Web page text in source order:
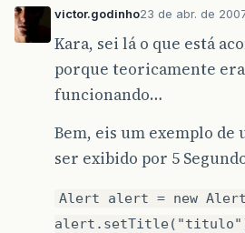
victor.godinho23 de abr. de
Kara, sei lá o que está
porque teoricamente
funcionando…
Bem, eis um exemplo de
ser exibido por 5
Alert alert = new